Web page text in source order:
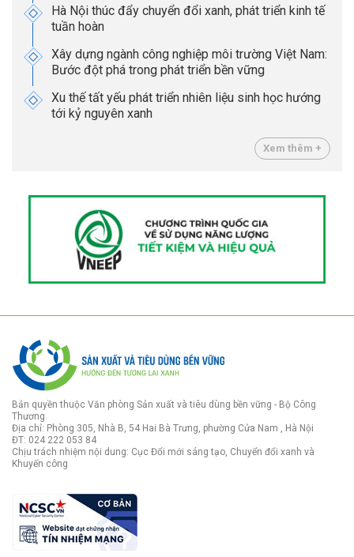
Hà Nội thúc đẩy chuyển đổi xanh, phát triển kinh tế
tuần hoàn
Xây dựng ngành công nghiệp môi trường Việt Nam:
Bước đột phá trong phát triển bền vững
Xu thế tất yếu phát triển nhiên liệu sinh học hướng
tới kỷ nguyên xanh
Xem thêm +
Bản quyền thuộc Văn phòng Sản xuất và tiêu dùng bền vững - Bộ Công
Thương
Địa chỉ: Phòng 305, Nhà B, 54 Hai Bà Trưng, phường Cửa Nam , Hà Nội
ĐT: 024 222 053 84
Chịu trách nhiệm nội dung: Cục Đổi mới sáng tạo, Chuyển đổi xanh và
Khuyến công